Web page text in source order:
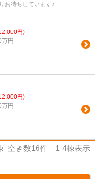
お待ちしています♪
円)
万円
円)
万円
空き数16件 1-4棟表示